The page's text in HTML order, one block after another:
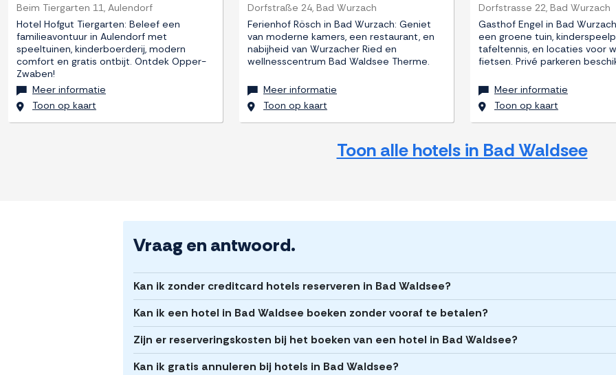
Beim Tiergarten 11, Aulendorf
Hotel Hofgut Tiergarten: Beleef een
familieavontuur in Aulendorf met
speeltuinen, kinderboerderij, modern
comfort en gratis ontbijt. Ontdek Opper-
Zwaben!
Meer informatie
Toon op kaart
Dorfstraße 24, Bad Wurzach
Ferienhof Rösch in Bad Wurzach: Geniet
van moderne kamers, een restaurant, en
nabijheid van Wurzacher Ried en
wellnesscentrum Bad Waldsee Therme.
Meer informatie
Toon op kaart
Dorfstrasse 22, Bad Wurzach
Gasthof Engel in Bad
een groene tuin,
tafeltennis, en locaties voor
fietsen. Privé parkeren
Meer informatie
Toon op kaart
Toon alle hotels in Bad Waldsee
Vraag en antwoord.
Kan ik zonder creditcard hotels reserveren in Bad Waldsee?
Kan ik een hotel in Bad Waldsee boeken zonder vooraf te betalen?
Zijn er reserveringskosten bij het boeken van een hotel in Bad Waldsee?
Kan ik gratis annuleren bij hotels in Bad Waldsee?